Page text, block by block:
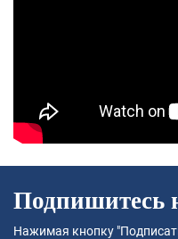
Подпишитесь
Нажимая кнопку